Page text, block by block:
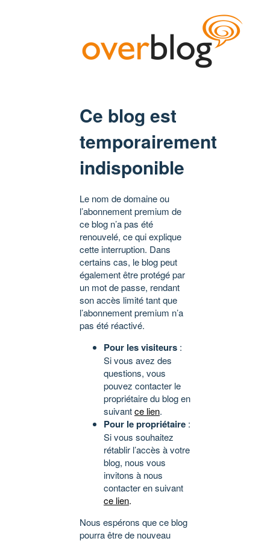
Ce blog est
temporairement
indisponible
Le nom de domaine ou
l’abonnement premium de
ce blog n’a pas été
renouvelé, ce qui explique
cette interruption. Dans
certains cas, le blog peut
également être protégé par
un mot de passe, rendant
son accès limité tant que
l’abonnement premium n’a
pas été réactivé.
Pour les visiteurs :
Si vous avez des
questions, vous
pouvez contacter le
propriétaire du blog en
suivantce lien.
Pour le propriétaire :
Si vous souhaitez
rétablir l’accès à votre
blog, nous vous
invitons à nous
contacter en suivant
ce lien.
Nous espérons que ce blog
pourra être de nouveau